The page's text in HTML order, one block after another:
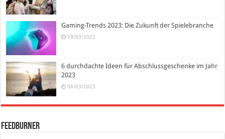
Gaming-Trends 2023: Die Zukunft der Spielebranche
19/03/2023
6 durchdachte Ideen für Abschlussgeschenke im Jahr
2023
08/03/2023
FeedBurner